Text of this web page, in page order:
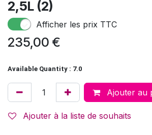
2,5L (2)
Afficher les prix TTC
235,00 €
Available Quantity : 7.0
Ajouter au
Ajouter à la liste de souhaits